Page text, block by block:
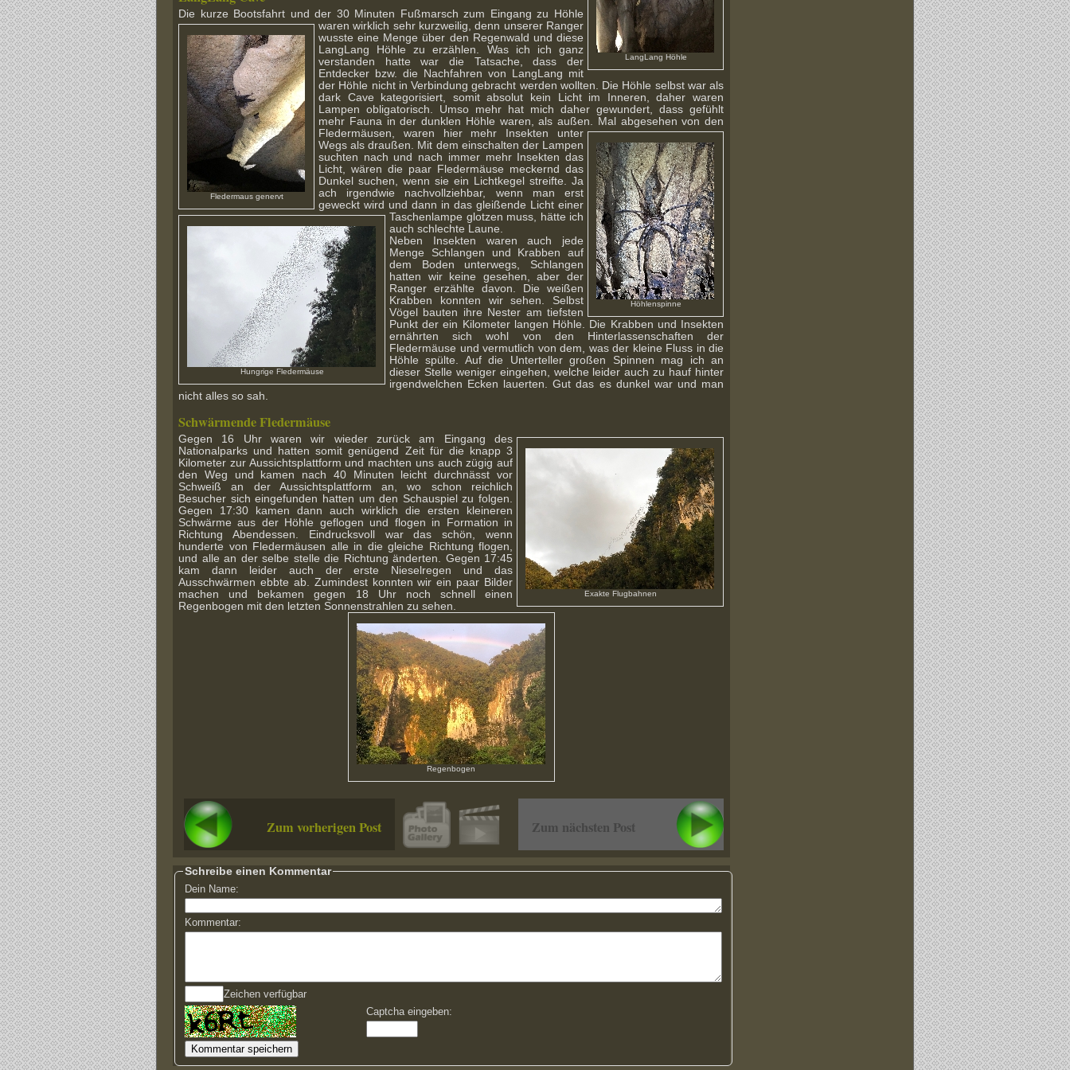
LangLang Höhle
Die kurze Bootsfahrt und der 30 Minuten Fußmarsch zum Eingang zu Höhle
waren wirklich sehr kurzweilig,
Fledermaus genervt
denn unserer Ranger
wusste eine Menge über den Regenwald und diese
LangLang Höhle zu erzählen. Was ich ich ganz
verstanden hatte war die Tatsache, dass der
Entdecker bzw. die Nachfahren von LangLang mit
der Höhle nicht in Verbindung gebracht werden wollten. Die Höhle selbst war als
dark Cave kategorisiert, somit absolut kein Licht im Inneren, daher waren
Lampen obligatorisch. Umso mehr hat mich daher gewundert, dass gefühlt
mehr Fauna in der dunklen Höhle waren, als außen. Mal abgesehen von den
Fledermäusen,
Höhlenspinne
waren hier mehr Insekten unter
Wegs als draußen. Mit dem einschalten der Lampen
suchten nach und nach immer mehr Insekten das
Licht, wären die paar Fledermäuse meckernd das
Dunkel suchen, wenn sie ein Lichtkegel streifte. Ja
ach irgendwie nachvollziehbar, wenn man erst
geweckt wird und dann in das
Hungrige Fledermäuse
gleißende Licht einer
Taschenlampe glotzen muss, hätte ich
auch schlechte Laune.
Neben Insekten waren auch jede
Menge Schlangen und Krabben auf
dem Boden unterwegs, Schlangen
hatten wir keine gesehen, aber der
Ranger erzählte davon. Die weißen
Krabben konnten wir sehen. Selbst
Vögel bauten ihre Nester am tiefsten
Punkt der ein Kilometer langen Höhle. Die Krabben und Insekten
ernährten sich wohl von den Hinterlassenschaften der
Fledermäuse und vermutlich von dem, was der kleine Fluss in die
Höhle spülte. Auf die Unterteller großen Spinnen mag ich an
dieser Stelle weniger eingehen, welche leider auch zu hauf hinter
irgendwelchen Ecken lauerten. Gut das es dunkel war und man
nicht alles so sah.
Schwärmende Fledermäuse
Gegen
Exakte Flugbahnen
16 Uhr waren wir wieder zurück am Eingang des
Nationalparks und hatten somit genügend Zeit für die knapp 3
Kilometer zur Aussichtsplattform und machten uns auch zügig auf
den Weg und kamen nach 40 Minuten leicht durchnässt vor
Schweiß an der Aussichtsplattform an, wo schon reichlich
Besucher sich eingefunden hatten um den Schauspiel zu folgen.
Gegen 17:30 kamen dann auch wirklich die ersten kleineren
Schwärme aus der Höhle geflogen und flogen in Formation in
Richtung Abendessen. Eindrucksvoll war das schön, wenn
hunderte von Fledermäusen alle in die gleiche Richtung flogen,
und alle an der selbe stelle die Richtung änderten. Gegen 17:45
kam dann leider auch der erste Nieselregen und das
Ausschwärmen ebbte ab. Zumindest konnten wir ein paar Bilder
machen und bekamen gegen 18 Uhr noch schnell einen
Regenbogen mit den letzten Sonnenstrahlen zu sehen.
Regenbogen
Zum vorherigen Post Zum nächsten Post
Schreibe einen Kommentar
Dein Name:
Kommentar:
Zeichen verfügbar
Captcha eingeben: